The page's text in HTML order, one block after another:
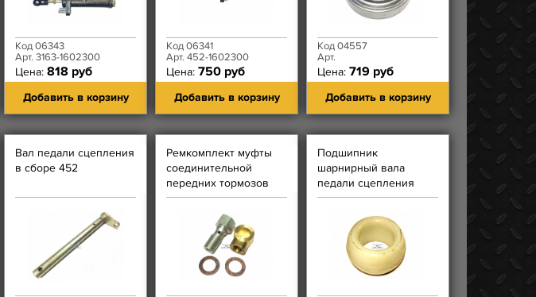
Код 06343
Арт. 3163-1602300
Цена: 818 руб
Добавить в корзину
Код 06341
Арт. 452-1602300
Цена: 750 руб
Добавить в корзину
Код 04557
Арт.
Цена: 719 руб
Добавить в корзину
Вал педали сцепления
в сборе 452
Ремкомплект муфты
соединительной
передних тормозов
Подшипник
шарнирный вала
педали сцепления